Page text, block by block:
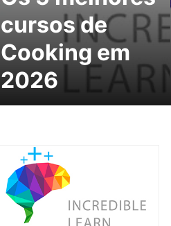
cursos de
Cooking em
2026